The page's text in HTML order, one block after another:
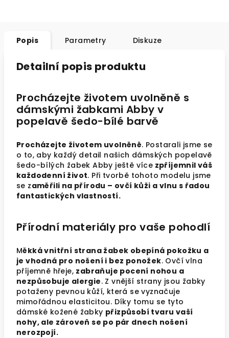
Popis Parametry Diskuze
Detailní popis produktu
Procházejte životem uvolněně s
dámskými žabkami Abby v
popelavě šedo-bílé barvě
Procházejte životem uvolněně. Postarali jsme se
o to, aby každý detail našich dámských popelavě
šedo-bílých žabek Abby ještě více zpříjemnil váš
každodenní život. Při tvorbě tohoto modelu jsme
se zaměřili na přírodu – ovčí kůži a vlnu s řadou
fantastických vlastností.
Přírodní materiály pro vaše pohodlí
Měkká vnitřní strana žabek obepíná pokožku a
je vhodná pro nošení i bez ponožek. Ovčí vlna
příjemně hřeje, zabraňuje pocení nohou a
nezpůsobuje alergie. Z vnější strany jsou žabky
potaženy pevnou kůží, která se vyznačuje
mimořádnou elasticitou. Díky tomu se tyto
dámské kožené žabky přizpůsobí tvaru vaší
nohy, ale zároveň se po pár dnech nošení
nerozpojí.